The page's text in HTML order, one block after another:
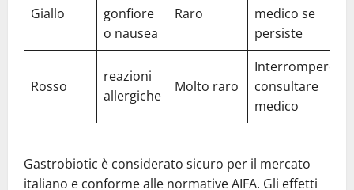
Giallo
gonfiore
o nausea
Raro
medico se
persiste
Rosso
reazioni
allergiche
Molto raro
Interrompere e
consultare
medico
Gastrobiotic è considerato sicuro per il mercato
italiano e conforme alle normative AIFA. Gli effetti